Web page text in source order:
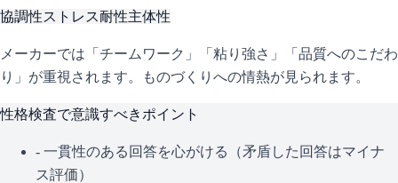
協調性ストレス耐性主体性
メーカーでは「チームワーク」「粘り強さ」「品質へのこだわ
り」が重視されます。ものづくりへの情熱が見られます。
性格検査で意識すべきポイント
- 一貫性のある回答を心がける（矛盾した回答はマイナ
ス評価）